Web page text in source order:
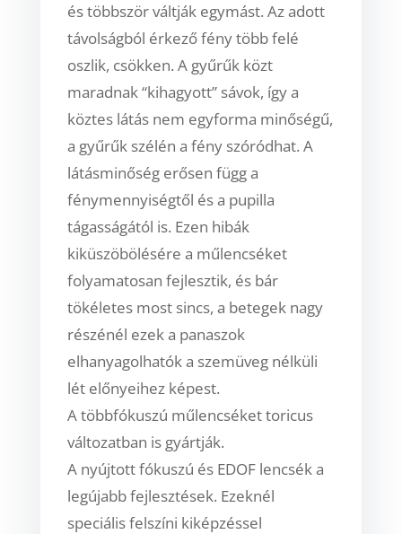
és többször váltják egymást. Az adott
távolságból érkező fény több felé
oszlik, csökken. A gyűrűk közt
maradnak “kihagyott” sávok, így a
köztes látás nem egyforma minőségű,
a gyűrűk szélén a fény szóródhat. A
látásminőség erősen függ a
fénymennyiségtől és a pupilla
tágasságától is. Ezen hibák
kiküszöbölésére a műlencséket
folyamatosan fejlesztik, és bár
tökéletes most sincs, a betegek nagy
részénél ezek a panaszok
elhanyagolhatók a szemüveg nélküli
lét előnyeihez képest.
A többfókuszú műlencséket toricus
változatban is gyártják.
A nyújtott fókuszú és EDOF lencsék a
legújabb fejlesztések. Ezeknél
speciális felszíni kiképzéssel